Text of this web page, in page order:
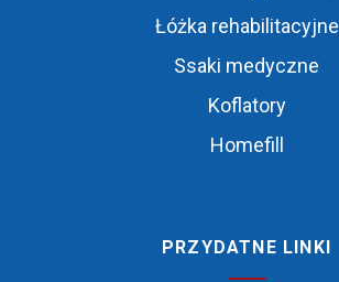
Łóżka rehabilitacyjne
Ssaki medyczne
Koflatory
Homefill
PRZYDATNE LINKI